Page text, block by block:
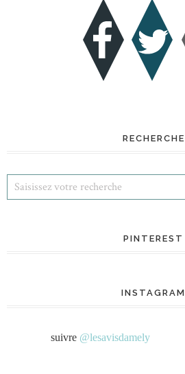
RECHERCHE
PINTEREST
INSTAGRAM
suivre @lesavisdamely